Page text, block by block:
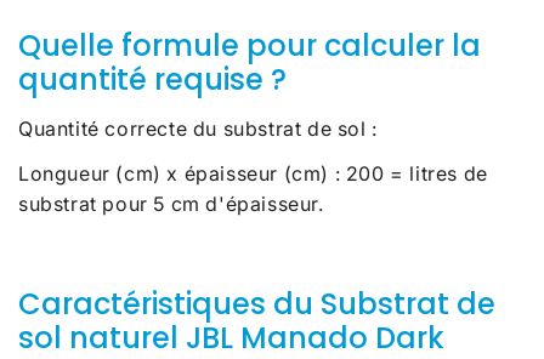
Quelle formule pour calculer la
quantité requise ?
Quantité correcte du substrat de sol :
Longueur (cm) x épaisseur (cm) : 200 = litres de
substrat pour 5 cm d'épaisseur.
Caractéristiques du Substrat de
sol naturel JBL Manado Dark